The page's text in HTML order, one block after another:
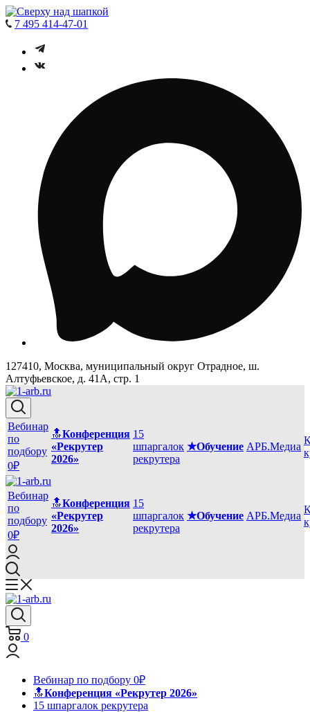
7 495 414-47-01
127410, Москва, муниципальный округ Отрадное, ш.
Алтуфьевское, д. 41А, стр. 1
Вебинар
по
подбору
0₽
🔝Конференция
«Рекрутер
2026»
15
шпаргалок
рекрутера
★Обучение АРБ.Медиа
Вебинар
по
подбору
0₽
🔝Конференция
«Рекрутер
2026»
15
шпаргалок
рекрутера
★Обучение АРБ.Медиа
0
Вебинар по подбору 0₽
🔝Конференция «Рекрутер 2026»
15 шпаргалок рекрутера